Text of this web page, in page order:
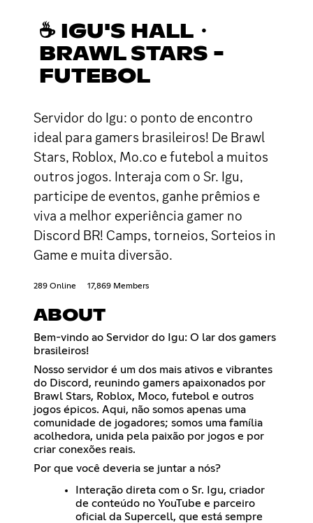
☕ IGU'S HALL・
BRAWL STARS -
FUTEBOL
Servidor do Igu: o ponto de encontro
ideal para gamers brasileiros! De Brawl
Stars, Roblox, Mo.co e futebol a muitos
outros jogos. Interaja com o Sr. Igu,
participe de eventos, ganhe prêmios e
viva a melhor experiência gamer no
Discord BR! Camps, torneios, Sorteios in
Game e muita diversão.
289 Online 17,869 Members
ABOUT
Bem-vindo ao Servidor do Igu: O lar dos gamers
brasileiros!
Nosso servidor é um dos mais ativos e vibrantes
do Discord, reunindo gamers apaixonados por
Brawl Stars, Roblox, Moco, futebol e outros
jogos épicos. Aqui, não somos apenas uma
comunidade de jogadores; somos uma família
acolhedora, unida pela paixão por jogos e por
criar conexões reais.
Por que você deveria se juntar a nós?
Interação direta com o Sr. Igu, criador
de conteúdo no YouTube e parceiro
oficial da Supercell, que está sempre